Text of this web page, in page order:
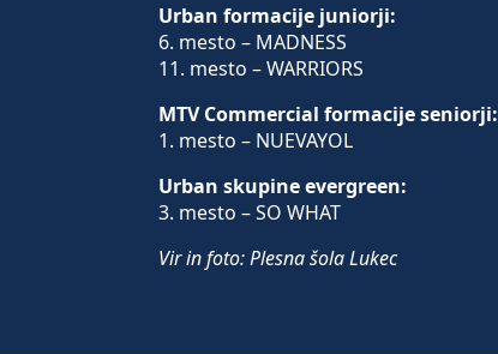
Urban formacije juniorji:
6. mesto – MADNESS
11. mesto – WARRIORS
MTV Commercial formacije seniorji:
1. mesto – NUEVAYOL
Urban skupine evergreen:
3. mesto – SO WHAT
Vir in foto: Plesna šola Lukec